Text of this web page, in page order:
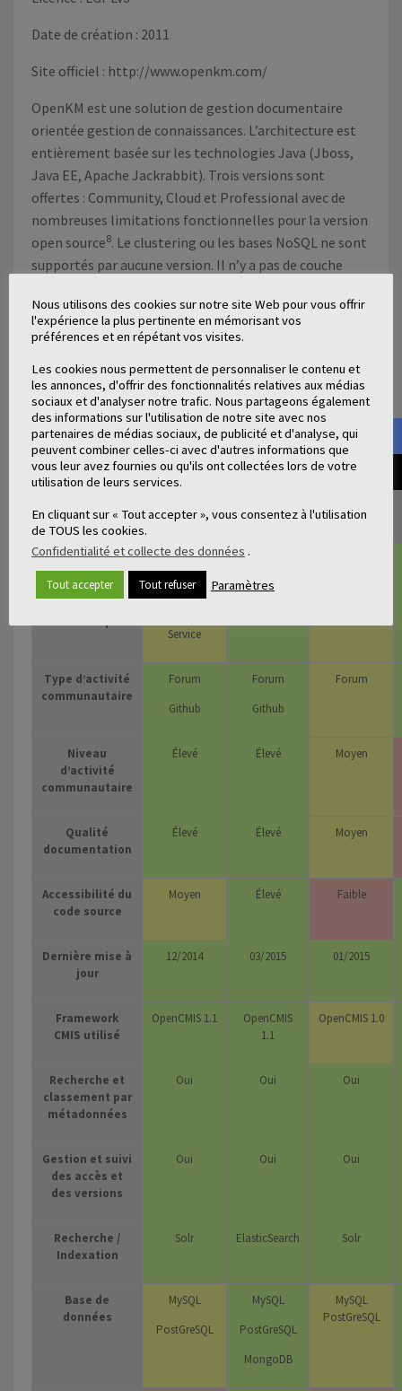
Date de création : 2011
Site officiel : http://www.openkm.com/
OpenKM est une solution de gestion documentaire
orientée gestion de connaissances. L’architecture est
entièrement basée sur les technologies Java (Jboss,
Java EE, Apache Jackrabbit). Trois versions sont
offertes : Community, Cloud et Professional avec de
nombreuses limitations fonctionnelles pour la version
open source8. Le clustering ou les bases NoSQL ne sont
supportés par aucune version. Il n’y a pas de couche
depuis presque un an d’où l’absence du support de la
norme 1.0.
7. Comparaison fonctionnelle
Le tableau suivant compare les fonctionnalités des
solutions de GED retenues :
Alfresco
Community
Platform
Community
Licence LGPL
Service
Type d’activité
communautaire
Forum
Github
Forum
Github
Forum
Niveau
d’activité
communautaire
Élevé Élevé Moyen
Qualité
documentation
Élevé Élevé Moyen
Accessibilité du
code source
Moyen Élevé Faible
Dernière mise à
jour
12/2014 03/2015 01/2015
Framework
CMIS utilisé
OpenCMIS 1.1
OpenCMIS
1.1
OpenCMIS 1.0
Recherche et
classement par
métadonnées
Oui Oui Oui
Gestion et suivi
des accès et
des versions
Oui Oui Oui
Recherche /
Indexation
Solr ElasticSearch Solr
Base de
données
MySQL
PostGreSQL
MySQL
PostGreSQL
MongoDB
MySQL
PostGreSQL
Nous utilisons des cookies sur notre site Web pour vous offrir
l'expérience la plus pertinente en mémorisant vos
préférences et en répétant vos visites.
Les cookies nous permettent de personnaliser le contenu et
les annonces, d'offrir des fonctionnalités relatives aux médias
sociaux et d'analyser notre trafic. Nous partageons également
des informations sur l'utilisation de notre site avec nos
partenaires de médias sociaux, de publicité et d'analyse, qui
peuvent combiner celles-ci avec d'autres informations que
vous leur avez fournies ou qu'ils ont collectées lors de votre
utilisation de leurs services.
En cliquant sur « Tout accepter », vous consentez à l'utilisation
de TOUS les cookies.
Confidentialité et collecte des données .
Tout accepter Tout refuser Paramètres